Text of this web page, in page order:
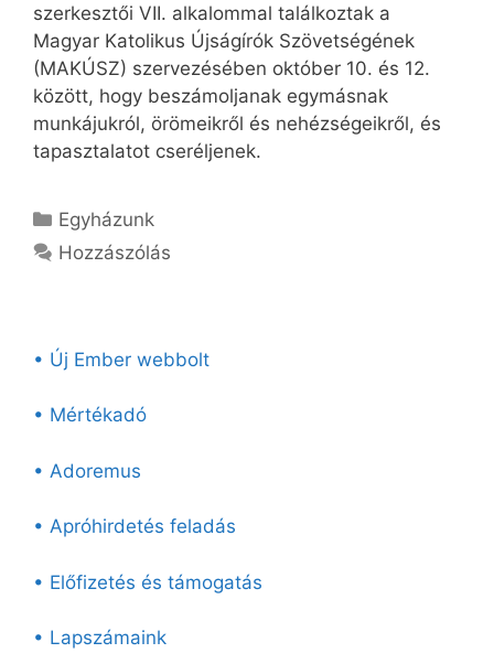
szerkesztői VII. alkalommal találkoztak a
Magyar Katolikus Újságírók Szövetségének
(MAKÚSZ) szervezésében október 10. és 12.
között, hogy beszámoljanak egymásnak
munkájukról, örömeikről és nehézségeikről, és
tapasztalatot cseréljenek.
Kategória
Egyházunk
Hozzászólás
• Új Ember webbolt
• Mértékadó
• Adoremus
• Apróhirdetés feladás
• Előfizetés és támogatás
• Lapszámaink